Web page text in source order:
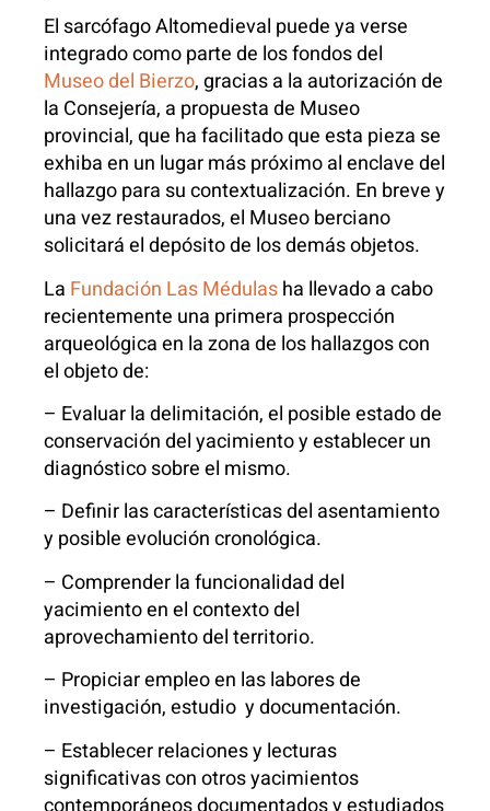
El sarcófago Altomedieval puede ya verse
integrado como parte de los fondos del
Museo del Bierzo, gracias a la autorización de
la Consejería, a propuesta de Museo
provincial, que ha facilitado que esta pieza se
exhiba en un lugar más próximo al enclave del
hallazgo para su contextualización. En breve y
una vez restaurados, el Museo berciano
solicitará el depósito de los demás objetos.
La Fundación Las Médulasha llevado a cabo
recientemente una primera prospección
arqueológica en la zona de los hallazgos con
el objeto de:
– Evaluar la delimitación, el posible estado de
conservación del yacimiento y establecer un
diagnóstico sobre el mismo.
– Definir las características del asentamiento
y posible evolución cronológica.
– Comprender la funcionalidad del
yacimiento en el contexto del
aprovechamiento del territorio.
– Propiciar empleo en las labores de
investigación, estudio y documentación.
– Establecer relaciones y lecturas
significativas con otros yacimientos